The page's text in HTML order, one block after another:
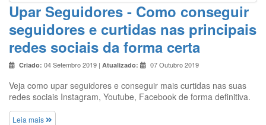
Upar Seguidores - Como conseguir
seguidores e curtidas nas principais
redes sociais da forma certa
Criado: 04 Setembro 2019 | Atualizado: 07 Outubro 2019
Veja como upar seguidores e conseguir mais curtidas nas suas
redes sociais Instagram, Youtube, Facebook de forma definitiva.
Leia mais